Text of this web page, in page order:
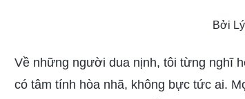
Bởi
Về những người dua nịnh, tôi từng nghĩ
có tâm tính hòa nhã, không bực tức ai.